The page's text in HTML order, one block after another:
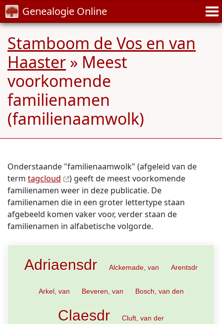
Genealogie Online
Stamboom de Vos en van
Haaster » Meest
voorkomende
familienamen
(familienaamwolk)
Onderstaande "familienaamwolk" (afgeleid van de
term tagcloud
) geeft de meest voorkomende
familienamen weer in deze publicatie. De
familienamen die in een groter lettertype staan
afgebeeld komen vaker voor, verder staan de
familienamen in alfabetische volgorde.
Adriaensdr Alckemade, van Arentsdr
Arkel, van Beveren, van Bosch, van den
Claesdr Cluft, van der